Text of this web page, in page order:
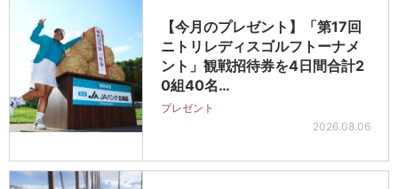
【今月のプレゼント】「第17回
ニトリレディスゴルフトーナメ
ント」観戦招待券を4日間合計2
0組40名…
プレゼント
2026.08.06